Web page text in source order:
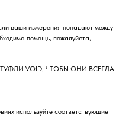
ваши измерения попадают между
помощь, пожалуйста,
VOID, ЧТОБЫ ОНИ ВСЕГДА
используйте соответствующие